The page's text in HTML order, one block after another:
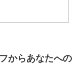
からあなたへの